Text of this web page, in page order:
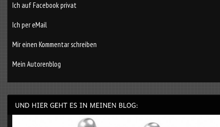
Ich auf Facebook privat
Ich per eMail
Mir einen Kommentar schreiben
Mein Autorenblog